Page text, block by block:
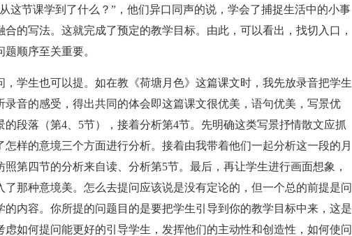
这节课学到了什么？”，他们异口同声的说，学会了捕捉生活中的小事
的写法。这就完成了预定的教学目标。由此，可以看出，找切入口，
顺序至关重要。
生也可以提。如在教《荷塘月色》这篇课文时，我先放录音把学生
音的感受，得出共同的体会即这篇课文很优美，语句优美，写景优
段落（第4、5节），接着分析第4节。先明确这类写景抒情散文应抓
样的意境三个方面进行分析。接着由我带着他们一起分析这一段的月
第四节的分析来自读、分析第5节。最后，再让学生进行画面想象，
那种意境美。怎么去提问应该说是没有定论的，但一个总的前提是问
内容。你所提的问题目的是要把学生引导到你的教学目标中来，这是
如何提问能更好的引导学生，发挥他们的主动性和创造性，如何使问